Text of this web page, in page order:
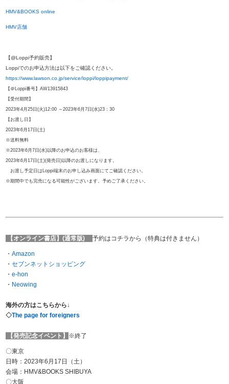
HMV&BOOKS online
HMV店舗
【@Loppi予約販売】
Loppiでのお申込方法は以下をご確認ください。
https://www.lawson.co.jp/service/loppi/loppipayment/
【＠Loppi番号】AW13915843
【受付期間】
2023年4月25日(火)12:00 ～2023年6月7日(水)23：30
【お渡し日】
2023年6月17日(土)
※送料無料
※2023年6月7日(水)以降のお申込のお客様は、
2023年6月17日(土)(発売日)以降のお渡しになります。
お渡し予定日はLoppi端末のお申し込み画面にてご確認ください。
※期間中でも完売になる可能性がございます。予めご了承ください。
【オンライン書店】(通常版) 予約はコチラから（特典は付きません）
・Amazon
・セブンネットショッピング
・e-hon
・ Neowing
海外の方はこちらから↓
◇The page for foreigners
【発売記念イベント】 ※終了
〇東京
日時：2023年6月17日（土）
会場：HMV&BOOKS SHIBUYA
〇大阪